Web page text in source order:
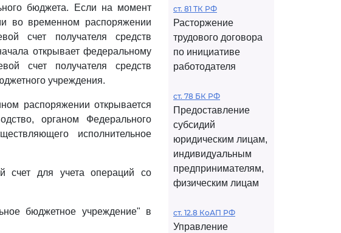
бюджета. Если на момент
во временном распоряжении
счет получателя средств
открывает федеральному
счет получателя средств
учреждения.
распоряжении открывается
органом Федерального
исполнительное
счет для учета операций со
бюджетное учреждение" в
ст. 81 ТК РФ
Расторжение
трудового договора
по инициативе
работодателя
ст. 78 БК РФ
Предоставление
субсидий
юридическим лицам,
индивидуальным
предпринимателям,
физическим лицам
ст. 12.8 КоАП РФ
Управление